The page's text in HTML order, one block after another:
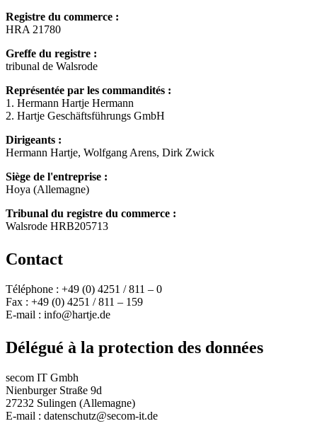
Registre du commerce :
HRA 21780
Greffe du registre :
tribunal de Walsrode
Représentée par les commandités :
1. Hermann Hartje Hermann
2. Hartje Geschäftsführungs GmbH
Dirigeants :
Hermann Hartje, Wolfgang Arens, Dirk Zwick
Siège de l'entreprise :
Hoya (Allemagne)
Tribunal du registre du commerce :
Walsrode HRB205713
Contact
Téléphone : +49 (0) 4251 / 811 – 0
Fax : +49 (0) 4251 / 811 – 159
E-mail : info@hartje.de
Délégué à la protection des données
secom IT Gmbh
Nienburger Straße 9d
27232 Sulingen (Allemagne)
E-mail : datenschutz@secom-it.de